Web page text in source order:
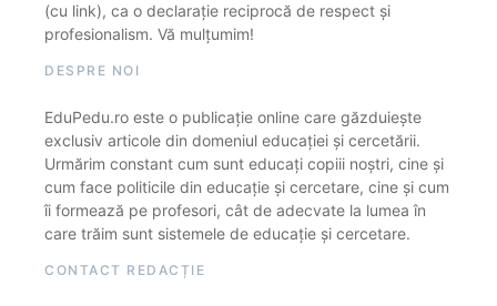
(cu link), ca o declarație reciprocă de respect și
profesionalism. Vă mulțumim!
DESPRE NOI
EduPedu.ro este o publicație online care găzduiește
exclusiv articole din domeniul educației și cercetării.
Urmărim constant cum sunt educați copiii noștri, cine și
cum face politicile din educație și cercetare, cine și cum
îi formează pe profesori, cât de adecvate la lumea în
care trăim sunt sistemele de educație și cercetare.
CONTACT REDACȚIE